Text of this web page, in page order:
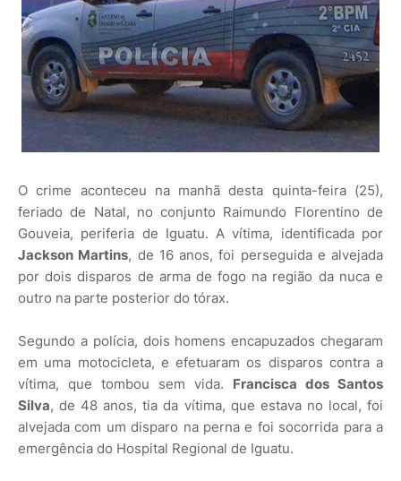
O crime aconteceu na manhã desta quinta-feira (25),
feriado de Natal, no conjunto Raimundo Florentino de
Gouveia, periferia de Iguatu. A vítima, identificada por
Jackson Martins, de 16 anos, foi perseguida e alvejada
por dois disparos de arma de fogo na região da nuca e
outro na parte posterior do tórax.
Segundo a polícia, dois homens encapuzados chegaram
em uma motocicleta, e efetuaram os disparos contra a
vítima, que tombou sem vida. Francisca dos Santos
Silva, de 48 anos, tia da vítima, que estava no local, foi
alvejada com um disparo na perna e foi socorrida para a
emergência do Hospital Regional de Iguatu.